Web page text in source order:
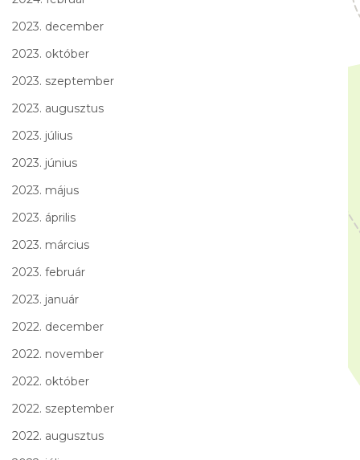
2023. december
2023. október
2023. szeptember
2023. augusztus
2023. július
2023. június
2023. május
2023. április
2023. március
2023. február
2023. január
2022. december
2022. november
2022. október
2022. szeptember
2022. augusztus